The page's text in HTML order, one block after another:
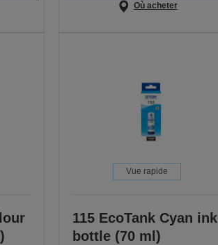
Où acheter
Vue rapide
115 EcoTank Cyan ink
bottle (70 ml)